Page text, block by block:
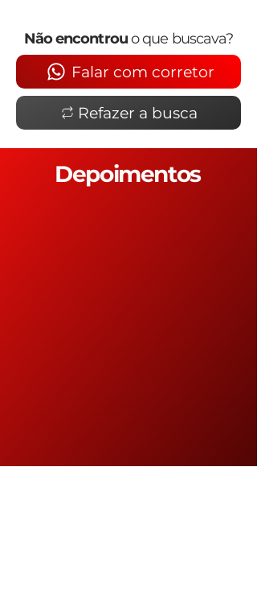
Não encontrouo que buscava?
Falar com corretor
Refazer a busca
Depoimentos